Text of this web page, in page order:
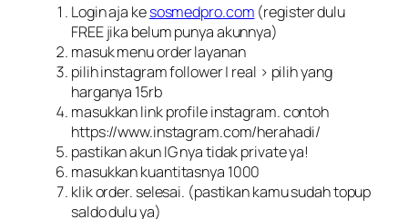
Login aja kesosmedpro.com (register dulu
FREE jika belum punya akunnya)
masuk menu order layanan
pilih instagram follower | real > pilih yang
harganya 15rb
masukkan link profile instagram. contoh
https://www.instagram.com/herahadi/
pastikan akun IG nya tidak private ya!
masukkan kuantitasnya 1000
klik order. selesai. (pastikan kamu sudah topup
saldo dulu ya)